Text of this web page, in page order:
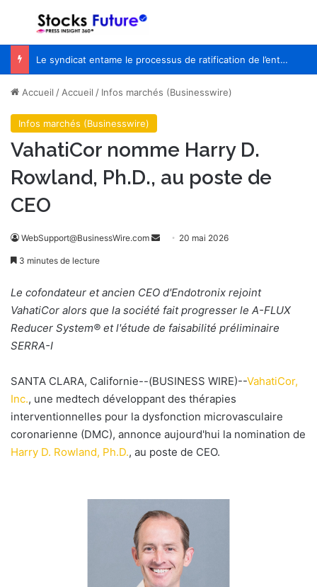
Menu
Le syndicat entame le processus de ratification de l’entente de principe avec WestJet
Accueil /Accueil / Infos marchés (Businesswire)
Infos marchés (Businesswire)
VahatiCor nomme Harry D.
Rowland, Ph.D., au poste de
CEO
WebSupport@BusinessWire.com
o
y
e
r
l
20 mai 2026
3 minutes de lecture
Le cofondateur et ancien CEO d'Endotronix rejoint
VahatiCor alors que la société fait progresser le A-FLUX
Reducer System® et l'étude de faisabilité préliminaire
SERRA-I
SANTA CLARA, Californie--(BUSINESS WIRE)--VahatiCor,
Inc., une medtech développant des thérapies
interventionnelles pour la dysfonction microvasculaire
coronarienne (DMC), annonce aujourd'hui la nomination de
Harry D. Rowland, Ph.D., au poste de CEO.